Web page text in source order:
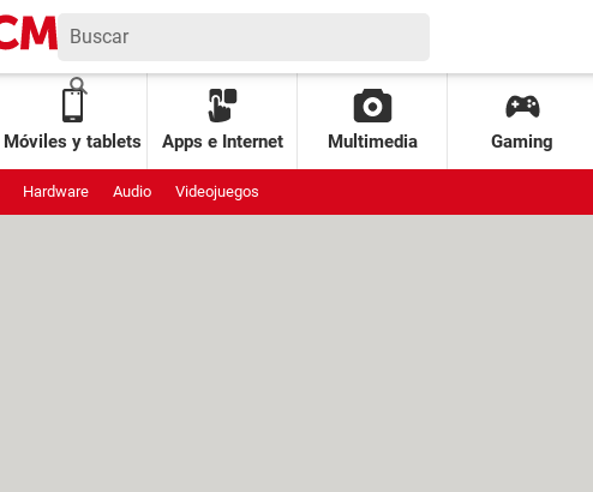
Móviles y tablets Apps e Internet Multimedia Gaming
Hardware Audio Videojuegos